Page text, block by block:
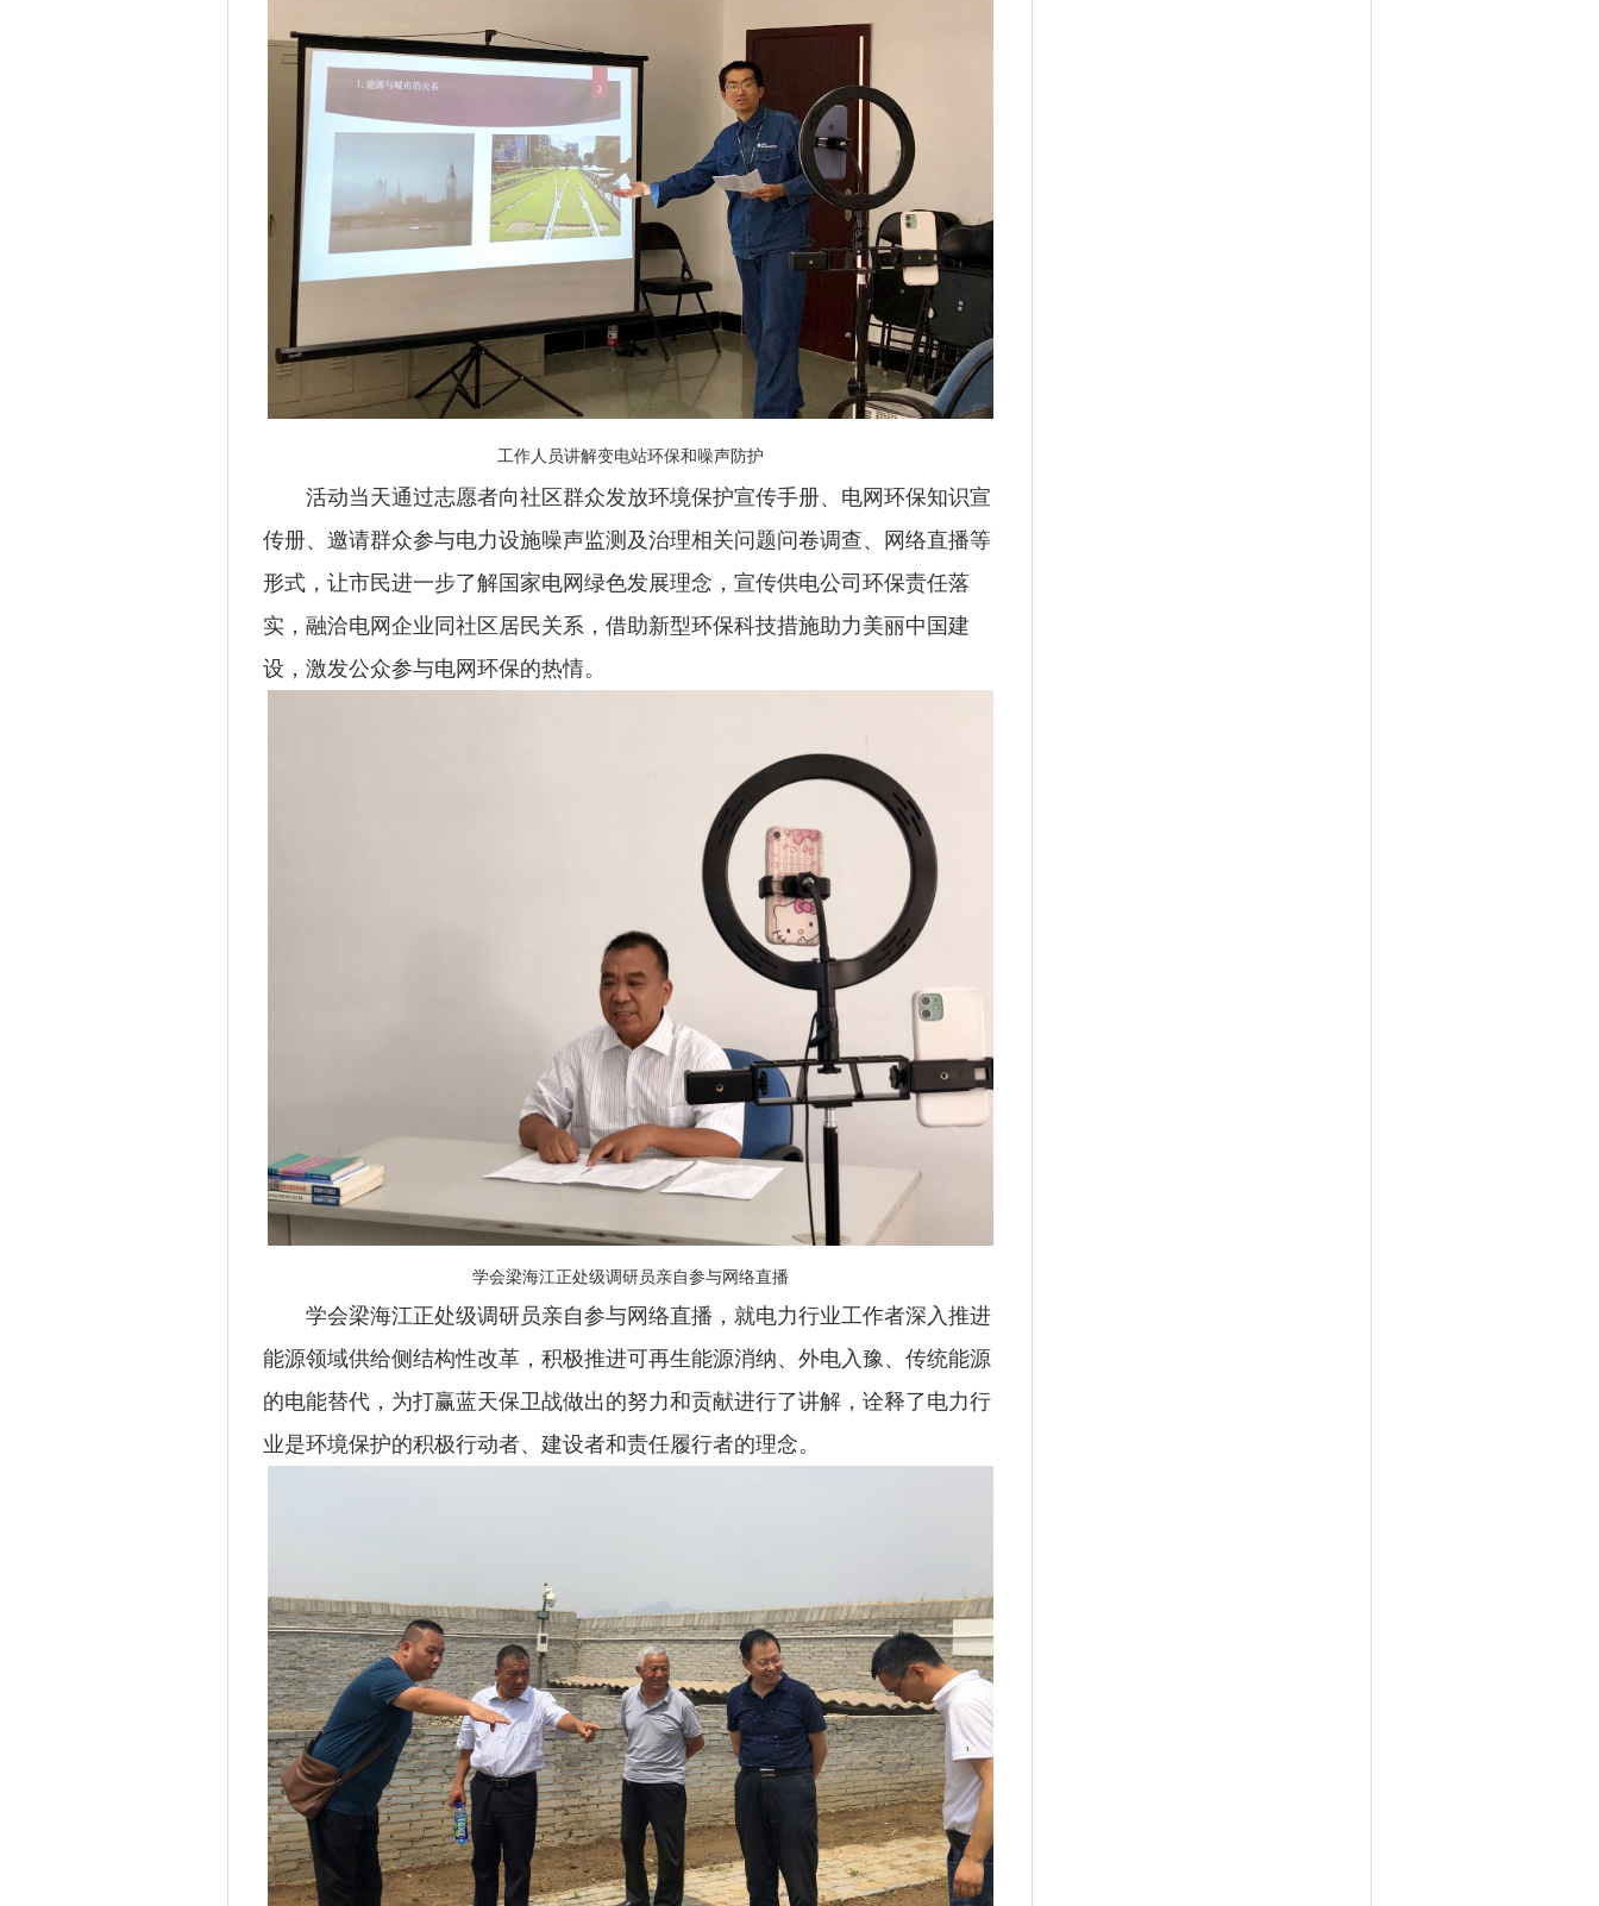
工作人员讲解变电站环保和噪声防护
活动当天通过志愿者向社区群众发放环境保护宣传手册、电网环保知识宣
传册、邀请群众参与电力设施噪声监测及治理相关问题问卷调查、网络直播等
形式，让市民进一步了解国家电网绿色发展理念，宣传供电公司环保责任落
实，融洽电网企业同社区居民关系，借助新型环保科技措施助力美丽中国建
设，激发公众参与电网环保的热情。
学会梁海江正处级调研员亲自参与网络直播
学会梁海江正处级调研员亲自参与网络直播，就电力行业工作者深入推进
能源领域供给侧结构性改革，积极推进可再生能源消纳、外电入豫、传统能源
的电能替代，为打赢蓝天保卫战做出的努力和贡献进行了讲解，诠释了电力行
业是环境保护的积极行动者、建设者和责任履行者的理念。